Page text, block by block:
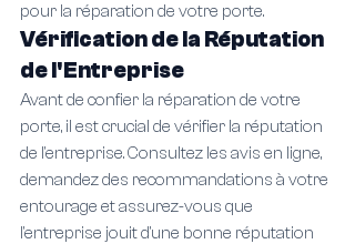
pour la réparation de votre porte.
Vérification de la Réputation
de l'Entreprise
Avant de confier la réparation de votre
porte, il est crucial de vérifier la réputation
de l'entreprise. Consultez les avis en ligne,
demandez des recommandations à votre
entourage et assurez-vous que
l'entreprise jouit d'une bonne réputation